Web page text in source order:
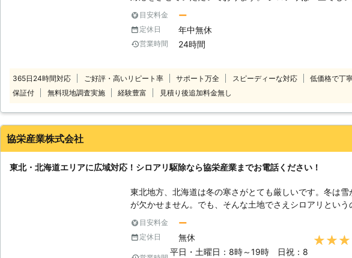
と言われています。もしも家の中やお庭などでシロアリを
が大きくなる前にお知らせください。駆除が遅れると、さ
ます。シロアリ110番では全国数多くの加盟店と提携して
全国どこでも対応しております。 経験と実績が豊富だから、これまでに培
ら、施工に必要な時間も短縮。そして、常にお客様目線で
おりますので、安心してお任せください。 ご自宅のみならず、アパートや
マンションなどの貨物物件などに出現したシロアリの駆除
おります。アリみたいな虫がいたけどシロアリなのかな？
る…一回見積もりだけでもしてもらいたい。ささいなこと
では、アフターフォローも充実、ご利用シェア№1を誇る
ペシャリストです。安心してお任せください。
目安料金 ー
定休日 年中無休
営業時間 24時間
365日24時間対応 ご好評・高いリピート率 サポート万全 スピーディーな対応 低価格で丁
保証付
無料現地調査実施 経験豊富 見積り後追加料金無し
協栄産業株式会社
東北・北海道エリアに広域対応！シロアリ駆除なら協栄産業までお電話ください！
東北地方、北海道は冬の寒さがとても厳しいです。冬は雪
が欠かせません。でも、そんな土地でさえシロアリという
す。夏の暑さは北国も関東に負けず劣らずです。春のおと
シロアリの被害が徐々に増え始めます。大事な家を食い荒
対処は、是非とも私達にお任せいただきたいと思います。
アリに対して的確な対応が可能なスタッフが揃っています。 【東北、北
目安料金 ー
定休日 無休
平日・土曜日：8時～19時 日祝：8